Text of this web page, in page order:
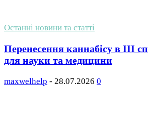
Останні новини та статті
Перенесення каннабісу в III
для науки та медицини
maxwelhelp - 28.07.2026 0